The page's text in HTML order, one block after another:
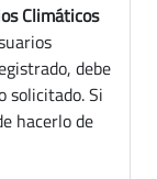
Climáticos
debe
solicitado. Si
hacerlo de